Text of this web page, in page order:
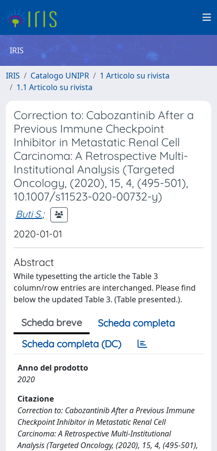
IRIS
IRIS Catalogo UNIPR
1 Articolo su rivista
1.1 Articolo su rivista
Correction to: Cabozantinib After a
Previous Immune Checkpoint
Inhibitor in Metastatic Renal Cell
Carcinoma: A Retrospective Multi-
Institutional Analysis (Targeted
Oncology, (2020), 15, 4, (495-501),
10.1007/s11523-020-00732-y)
Buti S.;
2020-01-01
Abstract
While typesetting the article the Table 3
column/row entries are interchanged. Please find
below the updated Table 3. (Table presented.).
Scheda breve
Scheda completa
Scheda completa (DC)
Anno del prodotto
2020
Citazione
Correction to: Cabozantinib After a Previous Immune
Checkpoint Inhibitor in Metastatic Renal Cell
Carcinoma: A Retrospective Multi-Institutional
Analysis (Targeted Oncology, (2020), 15, 4, (495-501),